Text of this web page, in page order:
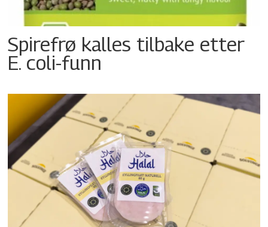
Spirefrø kalles tilbake etter
E. coli-funn